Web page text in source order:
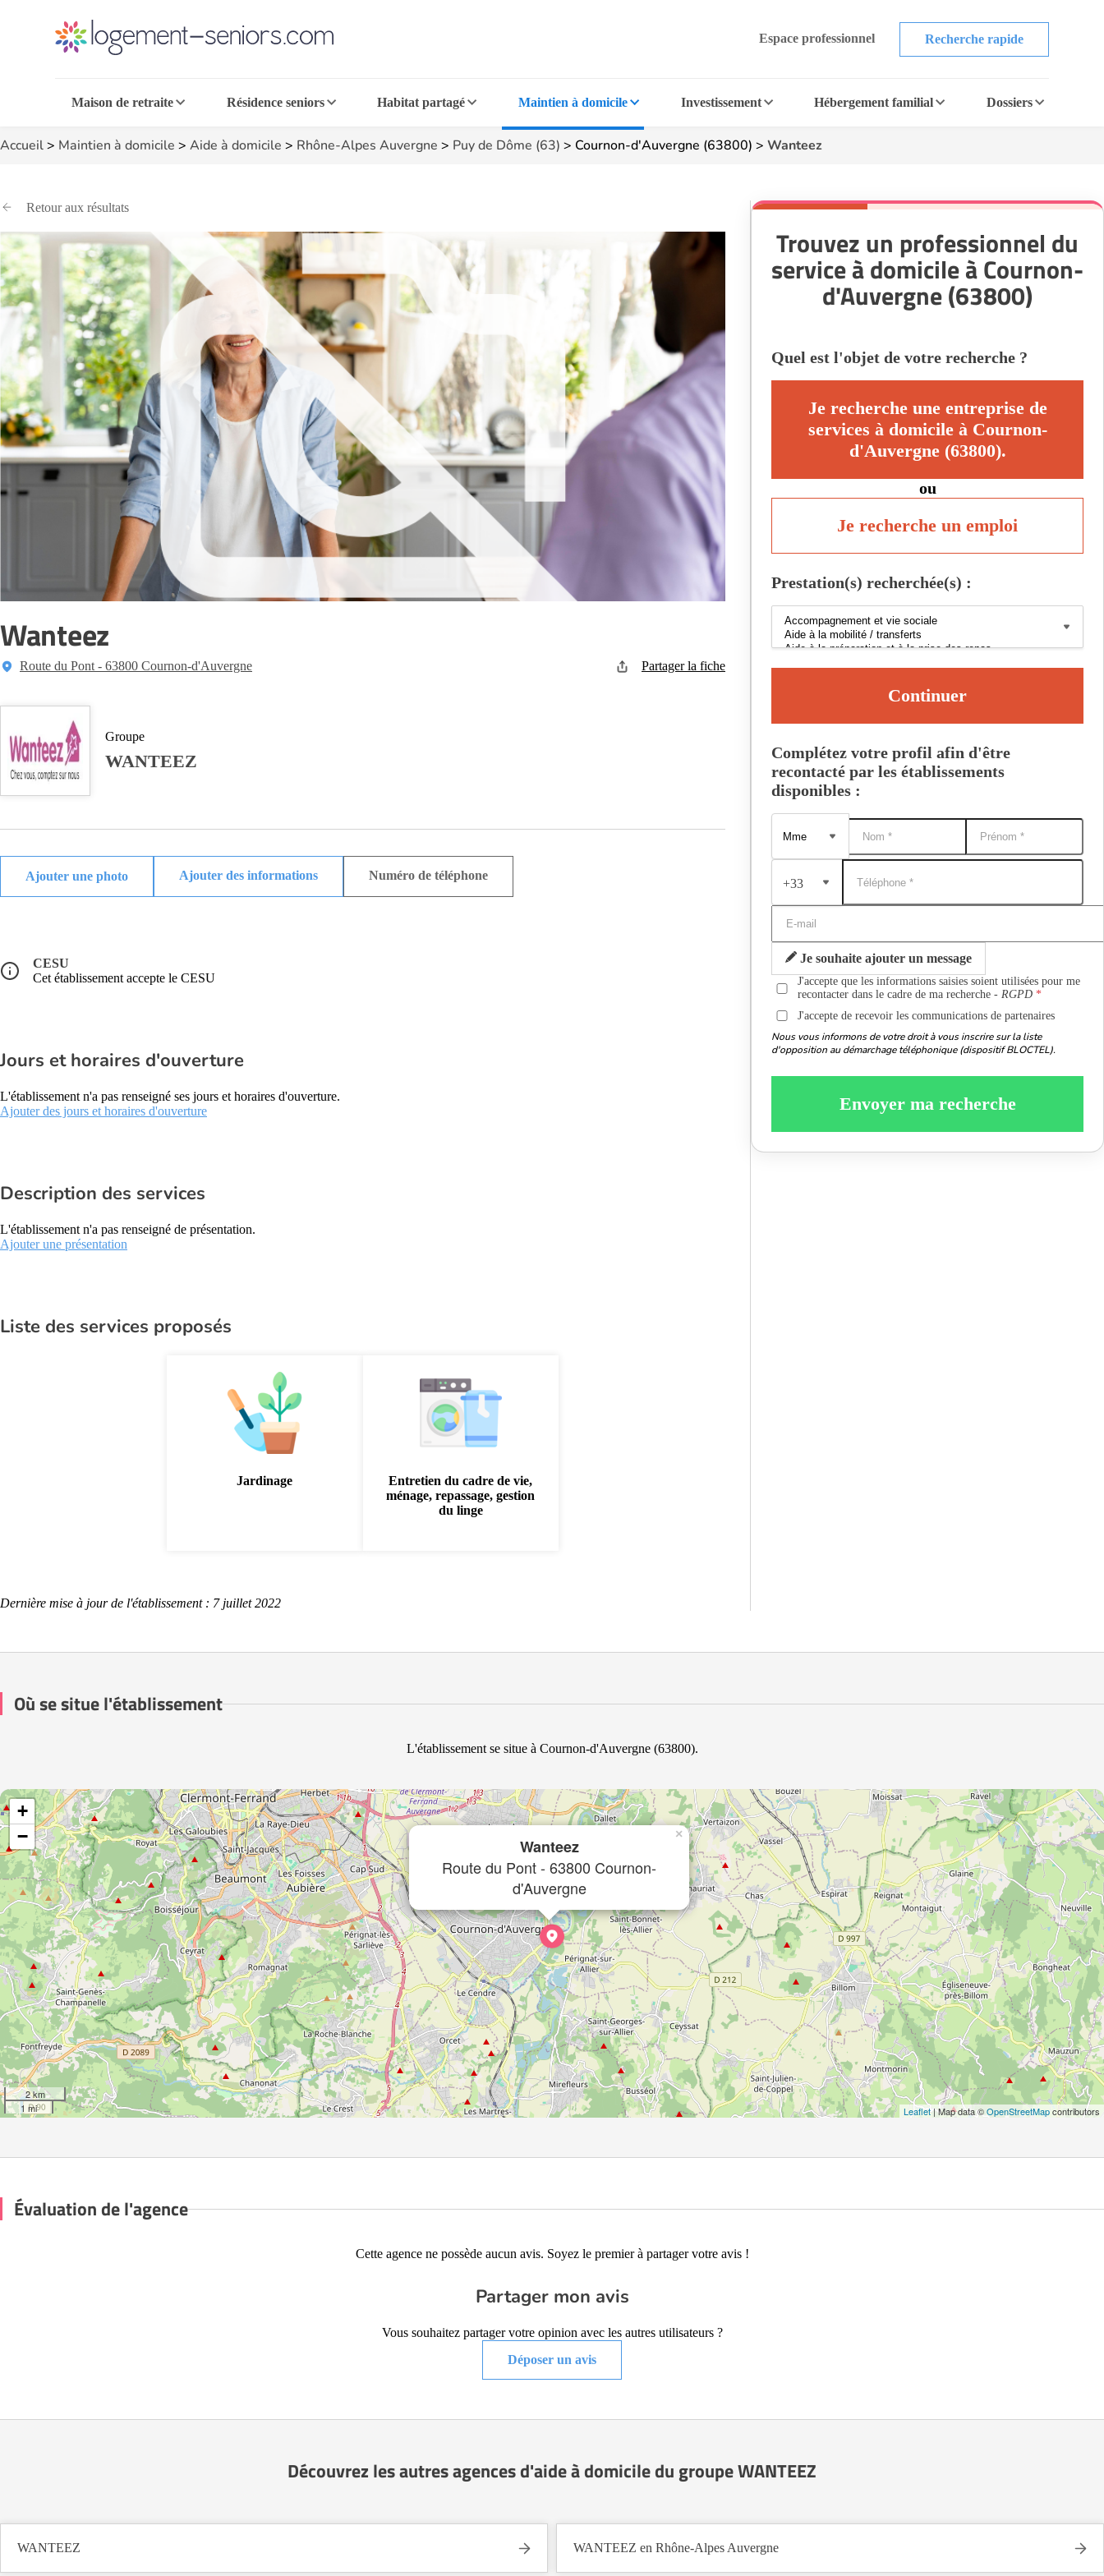
Espace professionnel Recherche rapide
Maison de retraite Résidence seniors Habitat partagé Maintien à domicile Investissement Hébergement familial Dossiers
Accueil> Maintien à domicile > Aide à domicile > Rhône-Alpes Auvergne > Puy de Dôme (63) > Cournon-d'Auvergne (63800) > Wanteez
Retour aux résultats
Wanteez
Route du Pont - 63800 Cournon-d'Auvergne Partager la fiche
Groupe
WANTEEZ
Ajouter des informations Numéro de téléphone
CESU
Cet établissement accepte le CESU
Jours et horaires d'ouverture
L'établissement n'a pas renseigné ses jours et horaires d'ouverture.
Ajouter des jours et horaires d'ouverture
Description des services
L'établissement n'a pas renseigné de présentation.
Ajouter une présentation
Liste des services proposés
Jardinage
Entretien du cadre de vie,
ménage, repassage, gestion
du linge
Dernière mise à jour de l'établissement : 7 juillet 2022
Trouvez un professionnel du
service à domicile à Cournon-
d'Auvergne (63800)
Quel est l'objet de votre recherche ?
Je recherche une entreprise de
services à domicile à Cournon-
d'Auvergne (63800).
ou
Je recherche un emploi
Prestation(s) recherchée(s) :
Continuer
Complétez votre profil afin d'être
recontacté par les établissements
disponibles :
+33
Je souhaite ajouter un message
J'accepte que les informations saisies soient utilisées pour me
recontacter dans le cadre de ma recherche -RGPD
J'accepte de recevoir les communications de partenaires
Nous vous informons de votre droit à vous inscrire sur la liste
d'opposition au démarchage téléphonique (dispositif BLOCTEL).
Envoyer ma recherche
Où se situe l'établissement
L'établissement se situe à Cournon-d'Auvergne (63800).
Wanteez
Route du Pont - 63800 Cournon-
d'Auvergne
×
+
−
2 km
1 mi
Leaflet| Map data ©OpenStreetMapcontributors
Évaluation de l'agence
Cette agence ne possède aucun avis. Soyez le premier à partager votre avis !
Partager mon avis
Vous souhaitez partager votre opinion avec les autres utilisateurs ?
Déposer un avis
Découvrez les autres agences d'aide à domicile du groupe WANTEEZ
WANTEEZ WANTEEZ en Rhône-Alpes Auvergne